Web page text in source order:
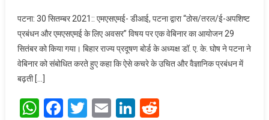
प्रबंधन:
सीएसआईआर-
सीएमईआरआई
में स्थापित ठोस
पटना: 30 सितम्बर 2021:: एमएसएमई- डीआई, पटना द्वारा “ठोस/तरल/ई-अपशिष्ट
प्रबंधन और एमएसएमई के लिए अवसर” विषय पर एक वेबिनार का आयोजन 29
सितंबर को किया गया। बिहार राज्य प्रदूषण बोर्ड के अध्यक्ष डॉ. ए. के. घोष ने पटना ने
वेबिनार को संबोधित करते हुए कहा कि ऐसे कचरे के उचित और वैज्ञानिक प्रबंधन में
बढ़ती […]
WhatsApp
Facebook
Twitter
EmailLinkedIn
Reddit